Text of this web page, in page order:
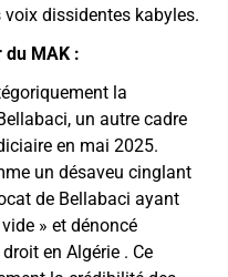
dissidentes kabyles.
du MAK :
la
un autre cadre
en mai 2025.
un désaveu cinglant
de Bellabaci ayant
» et dénoncé
droit en Algérie . Ce